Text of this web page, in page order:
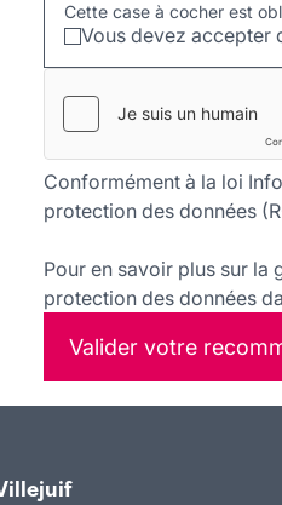
Cette case à cocher est
Vous devez accepter
Conformément à la loi
protection des données
Pour en savoir plus sur la
protection des données
Valider votre